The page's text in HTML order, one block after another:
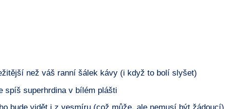
než váš ranní šálek kávy (i když to bolí slyšet)
spíš superhrdina v bílém plášti